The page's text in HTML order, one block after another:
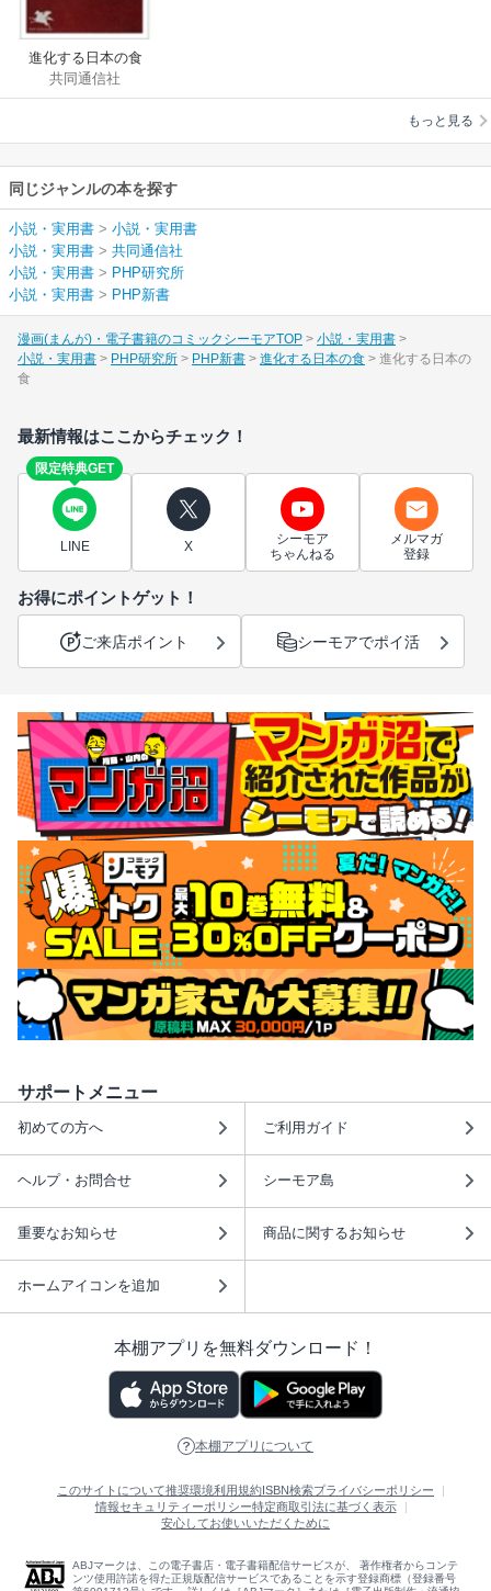
進化する日本の食
共同通信社
もっと見る
同じジャンルの本を探す
小説・実用書 > 小説・実用書
小説・実用書 > 共同通信社
小説・実用書 > PHP研究所
小説・実用書 > PHP新書
漫画(まんが)・電子書籍のコミックシーモアTOP
小説・実用書
小説・実用書
PHP研究所 PHP新書 進化する日本の食
進化する日本の
食
最新情報はここからチェック！
限定特典GET
LINE X
シーモア
ちゃんねる
メルマガ
登録
お得にポイントゲット！
ご来店ポイント シーモアでポイ活
サポートメニュー
初めての方へ ご利用ガイド
ヘルプ・お問合せ シーモア島
重要なお知らせ 商品に関するお知らせ
ホームアイコンを追加
本棚アプリを無料ダウンロード！
本棚アプリについて
このサイトについて推奨環境利用規約 ISBN検索プライバシーポリシー
情報セキュリティーポリシー特定商取引法に基づく表示
安心してお使いいただくために
ABJマークは、この電子書店・電子書籍配信サービスが、 著作権者からコンテ
ンツ使用許諾を得た正規版配信サービスであることを示す登録商標（登録番号